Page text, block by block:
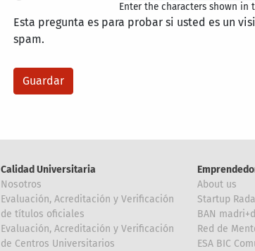
Enter the characters shown in
Esta pregunta es para probar si usted es un
spam.
Calidad Universitaria
Nosotros
Evaluación, Acreditación y Verificación
de títulos oficiales
Evaluación, Acreditación y Verificación
de Centros Universitarios
About us
Startup
BAN madri+d
Red de
ESA BIC